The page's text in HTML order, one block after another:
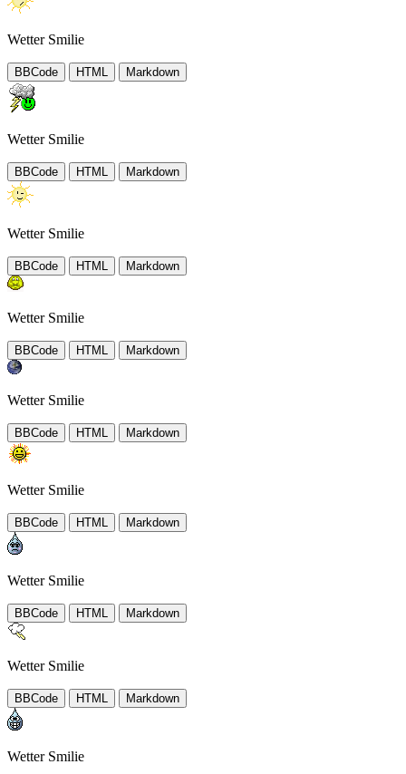
Wetter Smilie
BBCode HTML Markdown
Wetter Smilie
BBCode HTML Markdown
Wetter Smilie
BBCode HTML Markdown
Wetter Smilie
BBCode HTML Markdown
Wetter Smilie
BBCode HTML Markdown
Wetter Smilie
BBCode HTML Markdown
Wetter Smilie
BBCode HTML Markdown
Wetter Smilie
BBCode HTML Markdown
Wetter Smilie